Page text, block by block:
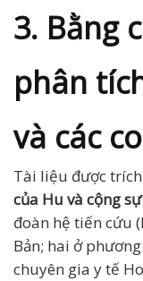
3. Bằng
phân
và các
Tài liệu được
của Hu và cộng
đoàn hệ tiến cứu
Bản; hai ở
chuyên gia y tế